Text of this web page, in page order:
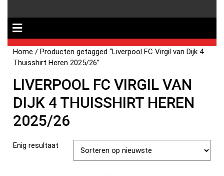
Home / Producten getagged “Liverpool FC Virgil van Dijk 4
Thuisshirt Heren 2025/26”
LIVERPOOL FC VIRGIL VAN
DIJK 4 THUISSHIRT HEREN
2025/26
Enig resultaat